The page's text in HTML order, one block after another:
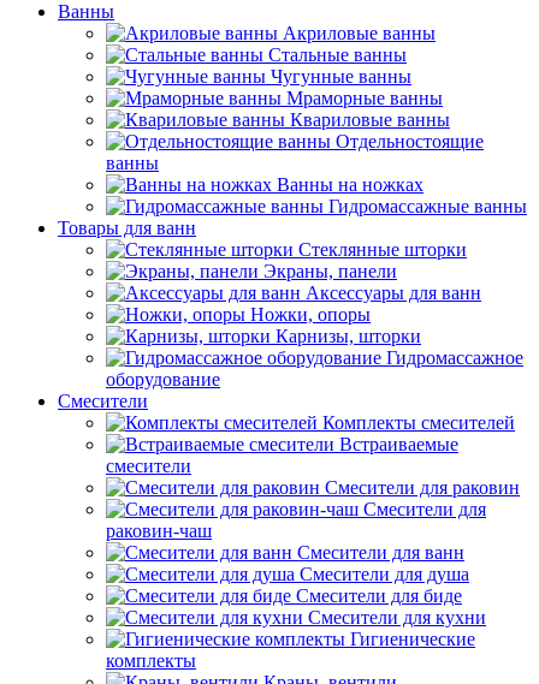
Ванны
Акриловые ванны
Стальные ванны
Чугунные ванны
Мраморные ванны
Квариловые ванны
Отдельностоящие
ванны
Ванны на ножках
Гидромассажные ванны
Товары для ванн
Стеклянные шторки
Экраны, панели
Аксессуары для ванн
Ножки, опоры
Карнизы, шторки
Гидромассажное
оборудование
Смесители
Комплекты смесителей
Встраиваемые
смесители
Смесители для раковин
Смесители для
раковин-чаш
Смесители для ванн
Смесители для душа
Смесители для биде
Смесители для кухни
Гигиенические
комплекты